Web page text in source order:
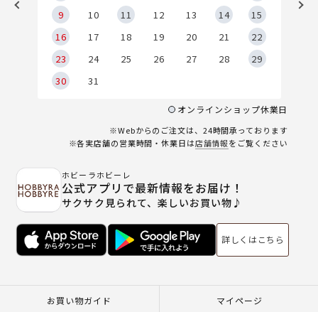
9
10 11 12 13 14
15
16
17 18 19 20 21
22
23
24 25 26 27 28
29
30
31
オンラインショップ休業日
※Webからのご注文は、24時間承っております
※各実店舗の営業時間・休業日は店舗情報をご覧ください
ホビーラホビーレ
公式アプリで最新情報をお届け！
サクサク見られて、楽しいお買い物♪
詳しくはこちら
お買い物ガイド マイページ